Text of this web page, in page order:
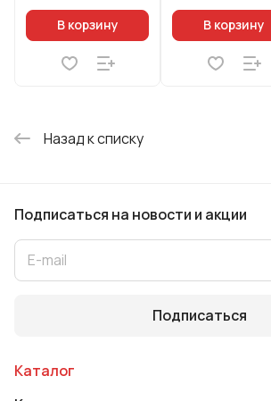
В корзину
ручкой софт-тач
цв
В корзину
Назад к списку
Подписаться на новости и акции
Подписаться
Каталог